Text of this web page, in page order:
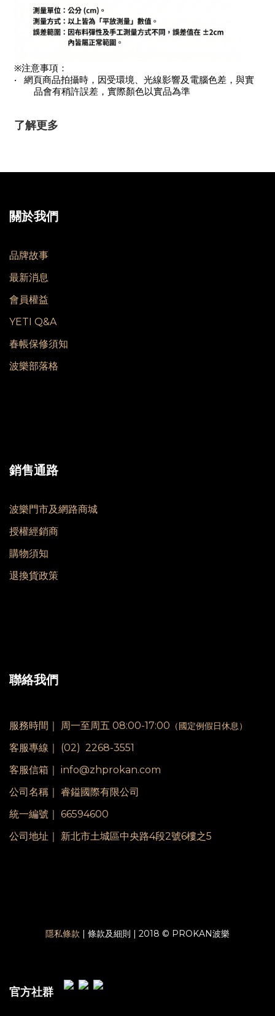
※注意事項：
•
網頁商品拍攝時，因受環境、光線影響及電腦色差，與實
品會有稍許誤差，實際顏色以實品為準
了解更多
關於我們
品牌故事
最新消息
會員權益
YETI Q&A
春帳保修須知
波樂部落格
銷售通路
波樂門市及網路商城
授權經銷商
購物須知
退換貨政策
聯絡我們
服務時間｜ 周一至周五 08:00-17:00 （國定例假日休息）
客服專線｜ (02) 2268-3551
客服信箱｜ info@zhprokan.com
公司名稱｜ 睿鎰國際有限公司
統一編號｜ 66594600
公司地址｜ 新北市土城區中央路4段2號6樓之5
隱私條款 | 條款及細則 | 2018 © PROKAN波樂
官方社群